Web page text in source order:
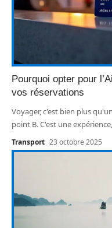
Pourquoi opter pour
vos réservations
Voyager, c'est bien plus
point B. C'est une
Transport 23 octobre 2025